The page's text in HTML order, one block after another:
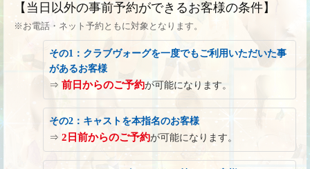
【当日以外の事前予約ができるお客様の条件】
※お電話・ネット予約ともに対象となります。
その1：クラブヴォーグを一度でもご利用いただいた事
があるお客様
⇒ 前日からのご予約が可能になります。
その2：キャストを本指名のお客様
⇒ 2日前からのご予約が可能になります。